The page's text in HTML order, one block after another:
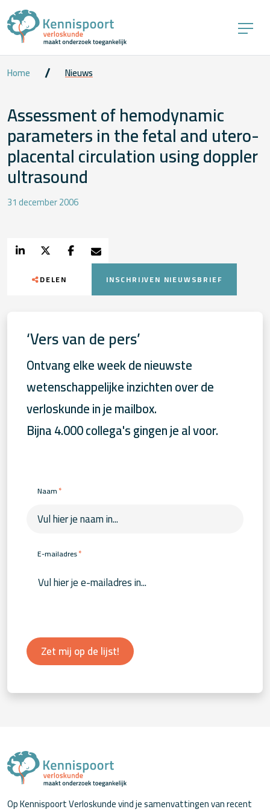
Home Nieuws
Assessment of hemodynamic
parameters in the fetal and utero-
placental circulation using doppler
ultrasound
31 december 2006
DELEN INSCHRIJVEN NIEUWSBRIEF
‘Vers van de pers’
Ontvang elke week de nieuwste
wetenschappelijke inzichten over de
verloskunde in je mailbox.
Bijna 4.000 collega's gingen je al voor.
Naam*
E-mailadres*
Zet mij op de lijst!
Op Kennispoort Verloskunde vind je samenvattingen van recent